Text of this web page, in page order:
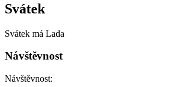
Svátek
Svátek má Lada
Návštěvnost
Návštěvnost: